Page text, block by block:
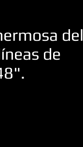
del
de